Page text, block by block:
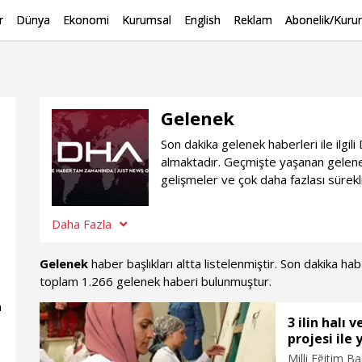
Dünya Ekonomi Kurumsal English Reklam Abonelik/
Gelenek
Son dakika gelenek haberleri ile
almaktadır. Geçmişte yaşanan
gelişmeler ve çok daha fazlası
Daha Fazla
Gelenek haber başlıkları altta listelenmiştir. Son dakika
toplam 1.266 gelenek haberi bulunmuştur.
3 ilin halı
projesi ile
Milli Eğitim